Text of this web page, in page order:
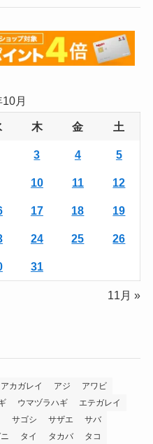
月
木 金 土
3 4 5
10 11 12
17 18 19
24 25 26
31
11月 »
アカガレイ アジ
アワビ
ウマヅラハギ
エテガレイ
サゴシ サザエ
サバ
タイ タカバ タコ